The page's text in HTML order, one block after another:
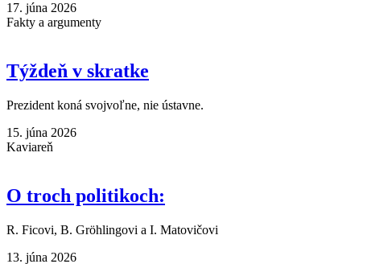
17. júna 2026
Fakty a argumenty
Týždeň v skratke
Prezident koná svojvoľne, nie ústavne.
15. júna 2026
Kaviareň
O troch politikoch:
R. Ficovi, B. Gröhlingovi a I. Matovičovi
13. júna 2026